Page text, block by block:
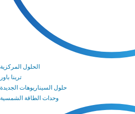
الحلول المركزية
ترينا باور
حلول السيناريوهات الجديدة
وحدات الطاقة الشمسية